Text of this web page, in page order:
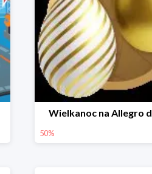
Wielkanoc na Allegro
50%